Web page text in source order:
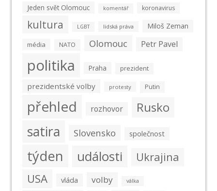
Jeden svět Olomouc komentář koronavirus
kultura LGBT lidská práva Miloš Zeman
média NATO Olomouc Petr Pavel
politika Praha prezident
prezidentské volby protesty Putin
přehled rozhovor Rusko
satira Slovensko společnost
týden události Ukrajina
USA vláda volby válka